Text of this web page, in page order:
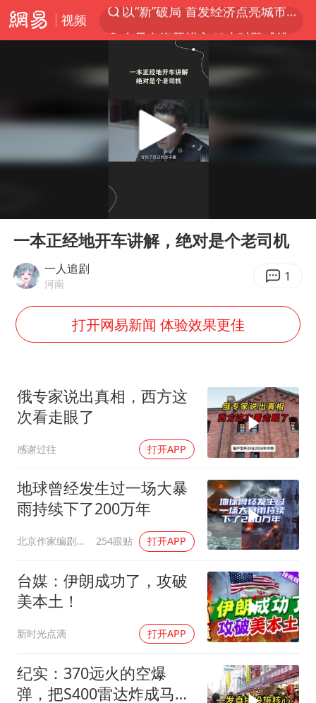
视频
台风白海豚进入48小时警戒线
宇树科技发行价格150.80元/股
看守所辅警收受10万获刑1年
宇树科技王兴兴身家有望超200亿元
五粮液渠道价一箱上涨近百元
U17国足1分钟轰2球
“深圳地面沉降致车辆损坏”不实
外交部发言人就广岛核爆81周年等答记者问
感觉全东北都在等7号
多地要求领导干部带头休假
奋进开新局 实干挑大梁
Play
一本正经地开车讲解，绝对是个老司机
一人追剧
河南 1
打开网易新闻 体验效果更佳
俄专家说出真相，西方这
次看走眼了
感谢过往 打开APP
地球曾经发生过一场大暴
雨持续下了200万年
北京作家编剧肥猪满圈 254跟贴 打开APP
台媒：伊朗成功了，攻破
美本土！
新时光点滴 打开APP
纪实：370远火的空爆
弹，把S400雷达炸成马蜂